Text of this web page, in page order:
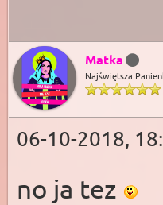
Matka
Najświętsza
06-10-2018,
no ja tez